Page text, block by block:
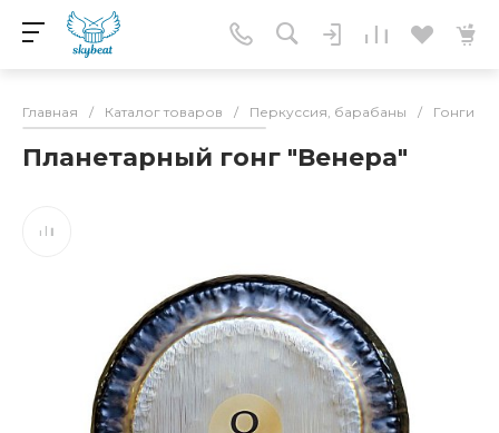
Главная / Каталог товаров / Перкуссия, барабаны / Гонги
Планетарный гонг "Венера"